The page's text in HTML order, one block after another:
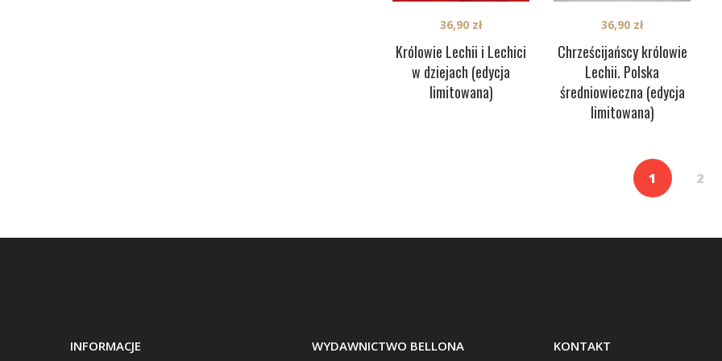
Królowie Lechii i Lechici
w dziejach (edycja
limitowana)
36,90 zł
Chrześcijańscy królowie
Lechii. Polska
średniowieczna (edycja
limitowana)
36,90 zł
1 2
INFORMACJE WYDAWNICTWO BELLONA KONTAKT